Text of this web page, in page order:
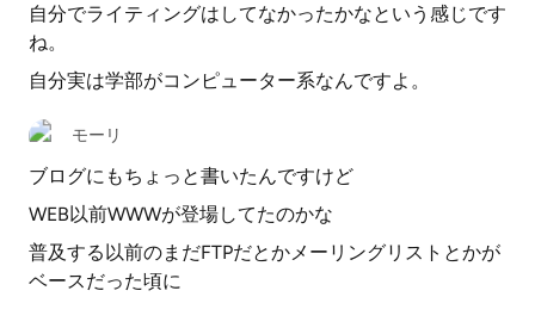
自分でライティングはしてなかったかなという感じです
ね。
自分実は学部がコンピューター系なんですよ。
モーリ
ブログにもちょっと書いたんですけど
WEB以前WWWが登場してたのかな
普及する以前のまだFTPだとかメーリングリストとかが
ベースだった頃に